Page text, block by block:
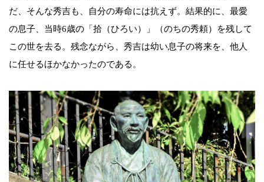
だ、そんな秀吉も、自分の寿命には抗えず。結果的に、最愛
の息子、当時6歳の「拾（ひろい）」（のちの秀頼）を残して
この世を去る。残念ながら、秀吉は幼い息子の将来を、他人
に任せるほかなかったのである。